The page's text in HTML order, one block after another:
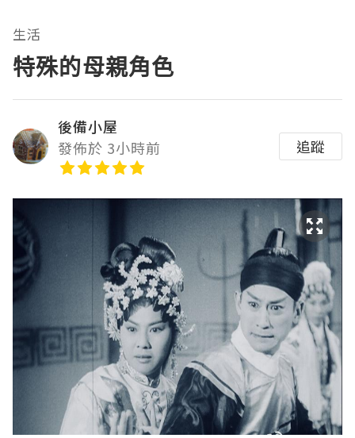
生活
特殊的母親角色
後備小屋
發佈於 3小時前
追蹤